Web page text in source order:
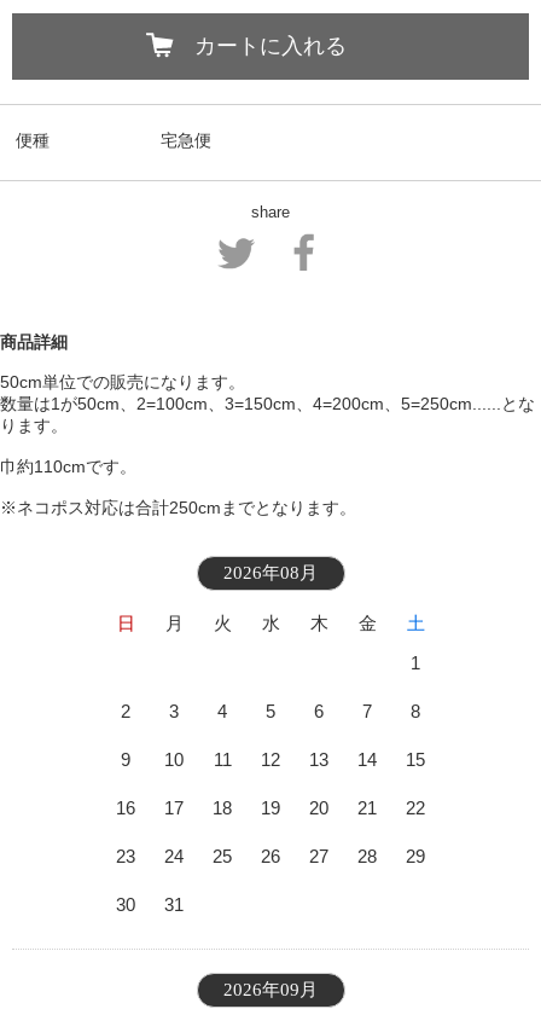
カートに入れる
便種 宅急便
share
商品詳細
50cm単位での販売になります。
数量は1が50cm、2=100cm、3=150cm、4=200cm、5=250cm......とな
ります。
巾約110cmです。
※ネコポス対応は合計250cmまでとなります。
2026年08月
日 月 火 水 木 金
土
1
2 3 4 5 6 7 8
9 10 11 12 13 14 15
16 17 18 19 20 21 22
23 24 25 26 27 28 29
30 31
2026年09月